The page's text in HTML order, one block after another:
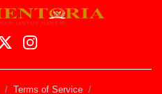
Terms of Service